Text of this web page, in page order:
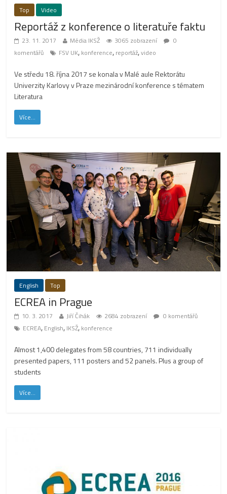
Top Video
Reportáž z konference o literatuře faktu
23. 11. 2017 Média IKSŽ 3065 zobrazení
0
komentářů
FSV UK, konference, reportáž,video
Ve středu 18. října 2017 se konala v Malé aule Rektorátu
Univerzity Karlovy v Praze mezinárodní konference s tématem
Literatura
Více...
English Top
ECREA in Prague
10. 3. 2017 Jiří Čihák 2684 zobrazení
0 komentářů
ECREA, English, IKSŽ, konference
Almost 1,400 delegates from 58 countries, 711 individually
presented papers, 111 posters and 52 panels. Plus a group of
students
Více...